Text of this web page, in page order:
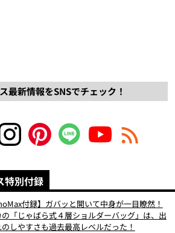
最新情報をSNSでチェック！
特別付録
付録】ガバッと開いて中身が一目瞭然！
「じゃばら式４層ショルダーバッグ」は、出
のしやすさも過去最高レベルだった！